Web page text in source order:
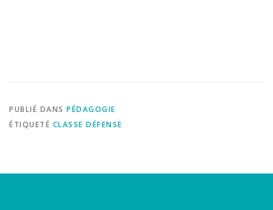
PUBLIÉ DANS PÉDAGOGIE
ÉTIQUETÉ CLASSE DÉFENSE